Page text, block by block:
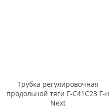
Трубка регулировочная
продольной тяги Г-С41С23 Г-н
Next